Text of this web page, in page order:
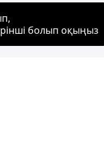
болып оқыңыз